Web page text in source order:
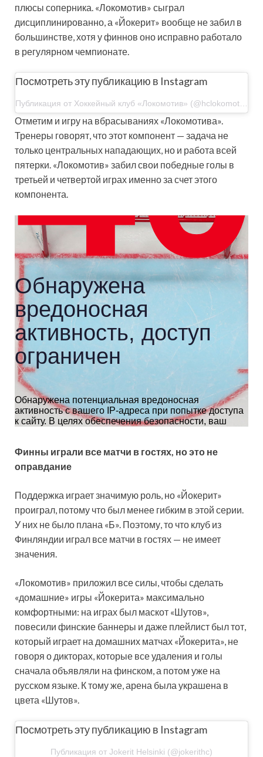
плюсы соперника. «Локомотив» сыграл
дисциплинированно, а «Йокерит» вообще не забил в
большинстве, хотя у финнов оно исправно работало
в регулярном чемпионате.
Посмотреть эту публикацию в Instagram
Отметим и игру на вбрасываниях «Локомотива».
Тренеры говорят, что этот компонент — задача не
только центральных нападающих, но и работа всей
пятерки. «Локомотив» забил свои победные голы в
третьей и четвертой играх именно за счет этого
компонента.
Финны играли все матчи в гостях, но это не
оправдание
Поддержка играет значимую роль, но «Йокерит»
проиграл, потому что был менее гибким в этой серии.
У них не было плана «Б». Поэтому, то что клуб из
Финляндии играл все матчи в гостях — не имеет
значения.
«Локомотив» приложил все силы, чтобы сделать
«домашние» игры «Йокерита» максимально
комфортными: на играх был маскот «Шутов»,
повесили финские баннеры и даже плейлист был тот,
который играет на домашних матчах «Йокерита», не
говоря о дикторах, которые все удаления и голы
сначала объявляли на финском, а потом уже на
русском языке. К тому же, арена была украшена в
цвета «Шутов».
Посмотреть эту публикацию в Instagram
Публикация от Jokerit Helsinki (@jokerithc)